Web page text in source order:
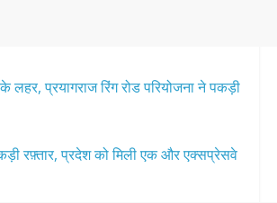
लहर, प्रयागराज रिंग रोड परियोजना ने पकड़ी
रफ़्तार, प्रदेश को मिली एक और एक्सप्रेसवे